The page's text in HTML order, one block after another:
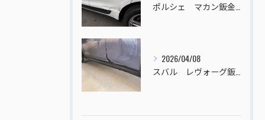
2026/04/08